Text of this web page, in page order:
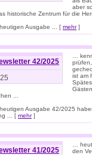
aber
historische Zentrum für die
Ausgabe ... [ mehr]
42/2025
…
ist am
...
Ausgabe 42/2025
... [ mehr]
41/2025
…
den